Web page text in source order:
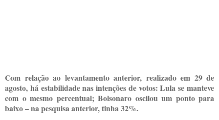
Com relação ao levantamento anterior, realizado em 29 de
agosto, há estabilidade nas intenções de votos: Lula se manteve
com o mesmo percentual; Bolsonaro oscilou um ponto para
baixo – na pesquisa anterior, tinha 32%.